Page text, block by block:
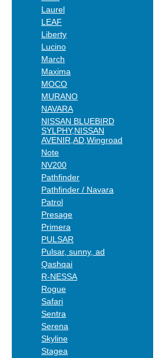
Laurel
LEAF
Liberty
Lucino
March
Maxima
MOCO
MURANO
NAVARA
NISSAN BLUEBIRD
SYLPHY,NISSAN
AVENIR,AD,Wingroad
Note
NV200
Pathfinder
Pathfinder / Navara
Patrol
Presage
Primera
PULSAR
Pulsar, sunny, ad
Qashqai
R-NESSA
Rogue
Safari
Sentra
Serena
Skyline
Stagea